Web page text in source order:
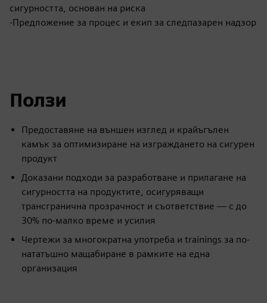
сигурността, основан на риска
-Предложение за процес и екип за следпазарен надзор
Ползи
Предоставяне на външен изглед и крайъгълен
камък за оптимизиране на изграждането на сигурен
продукт
Доказани подходи за разработване и прилагане на
сигурността на продуктите, осигуряващи
трансгранична прозрачност и съответствие — с до
30% по-малко време и усилия
Чертежи за многократна употреба и trainings за по-
нататъшно мащабиране в рамките на една
организация